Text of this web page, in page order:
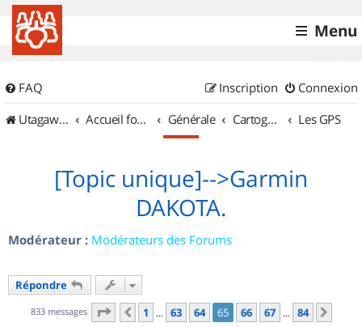
Menu
FAQ Connexion
Inscription
UtagawaVTT (Randos VTT et VTTAE avec traces GPS)
Accueil forum Générale Cartographie et GPS Les GPS
[Topic unique]-->Garmin
DAKOTA.
Modérateur : Modérateurs des Forums
Répondre
833 messages Page 65 sur84
Précédent
1 … 63 64 65 66 67 … 84